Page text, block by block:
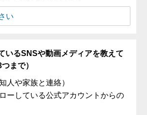
いるSNSや動画メディアを教えて
まで）
人や家族と連絡）
ーしている公式アカウントからの